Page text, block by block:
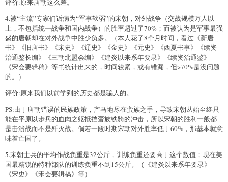
评价:原来唐朝这么差。
4.被“主流”专家们诟病为“军事软弱”的宋朝，对外战争（交战规模万人以
上，不包括统一战争和国内战争）的胜率超过了70%；而被认为是军事最强
盛的唐朝却在对外战争中胜少负多。（本人花了8个月时间，看过《新唐
书》《旧唐书》《宋史》《辽史》《金史》《元史》《西夏书事》《续资
治通鉴长编》《三朝北盟会编》《建炎以来系年要录》《续资治通鉴》
《宋会要辑稿》等书统计出来的，时间较紧，或有错漏，但>70%是没问题
的。）
评价:原来我们以前学到的历史都是骗人的。
PS:由于唐朝错误的民族政策，产马地尽在蛮族之手，导致宋朝从始至终只
能在平原以步兵的血肉之躯抵挡蛮族铁骑的冲击，所以宋朝的胜利一般都
是击溃战而不是歼灭战。倘若一段时期宋朝对外胜率低于60%，那基本就意
味着亡国了。
5.宋朝士兵的平均作战负重是32公斤，训练负重还要高于这个数值；现在美
国最精锐的特种部队的训练负重不到15公斤。（《建炎以来系年要录》
《宋史》《宋会要辑稿》等）